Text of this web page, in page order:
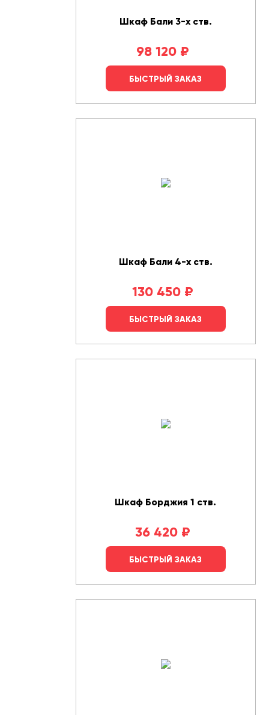
Шкаф Бали 3-х ств.
98 120 ₽
БЫСТРЫЙ ЗАКАЗ
Шкаф Бали 4-х ств.
130 450 ₽
БЫСТРЫЙ ЗАКАЗ
Шкаф Борджия 1 ств.
36 420 ₽
БЫСТРЫЙ ЗАКАЗ